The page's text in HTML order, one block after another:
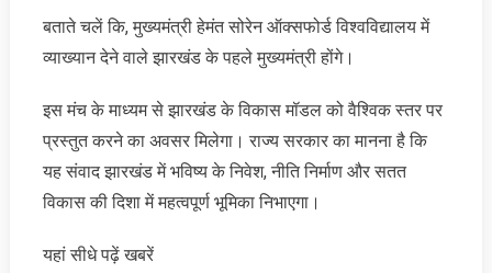
बताते चलें कि, मुख्यमंत्री हेमंत सोरेन ऑक्सफोर्ड विश्वविद्यालय में
व्याख्यान देने वाले झारखंड के पहले मुख्यमंत्री होंगे।
इस मंच के माध्यम से झारखंड के विकास मॉडल को वैश्विक स्तर पर
प्रस्तुत करने का अवसर मिलेगा। राज्य सरकार का मानना है कि
यह संवाद झारखंड में भविष्य के निवेश, नीति निर्माण और सतत
विकास की दिशा में महत्वपूर्ण भूमिका निभाएगा।
यहां सीधे पढ़ें खबरें